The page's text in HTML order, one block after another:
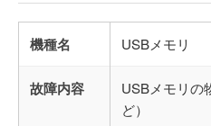
機種名 USBメモリ
故障内容
USBメモリの
ど）